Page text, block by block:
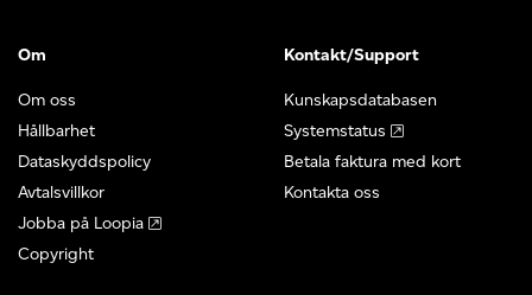
Om
Om oss
Hållbarhet
Dataskyddspolicy
Avtalsvillkor
Jobba på Loopia
Copyright
Kontakt/Support
Kunskapsdatabasen
Systemstatus
Betala faktura med kort
Kontakta oss